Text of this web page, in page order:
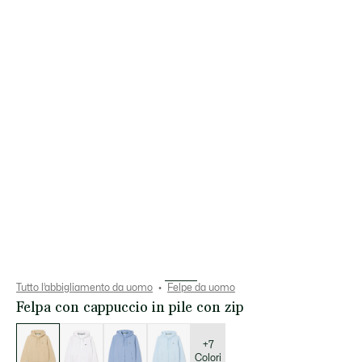
Tutto l’abbigliamento da uomo Felpe da uomo
Felpa con cappuccio in pile con zip
delle
varianti
+7
Colori